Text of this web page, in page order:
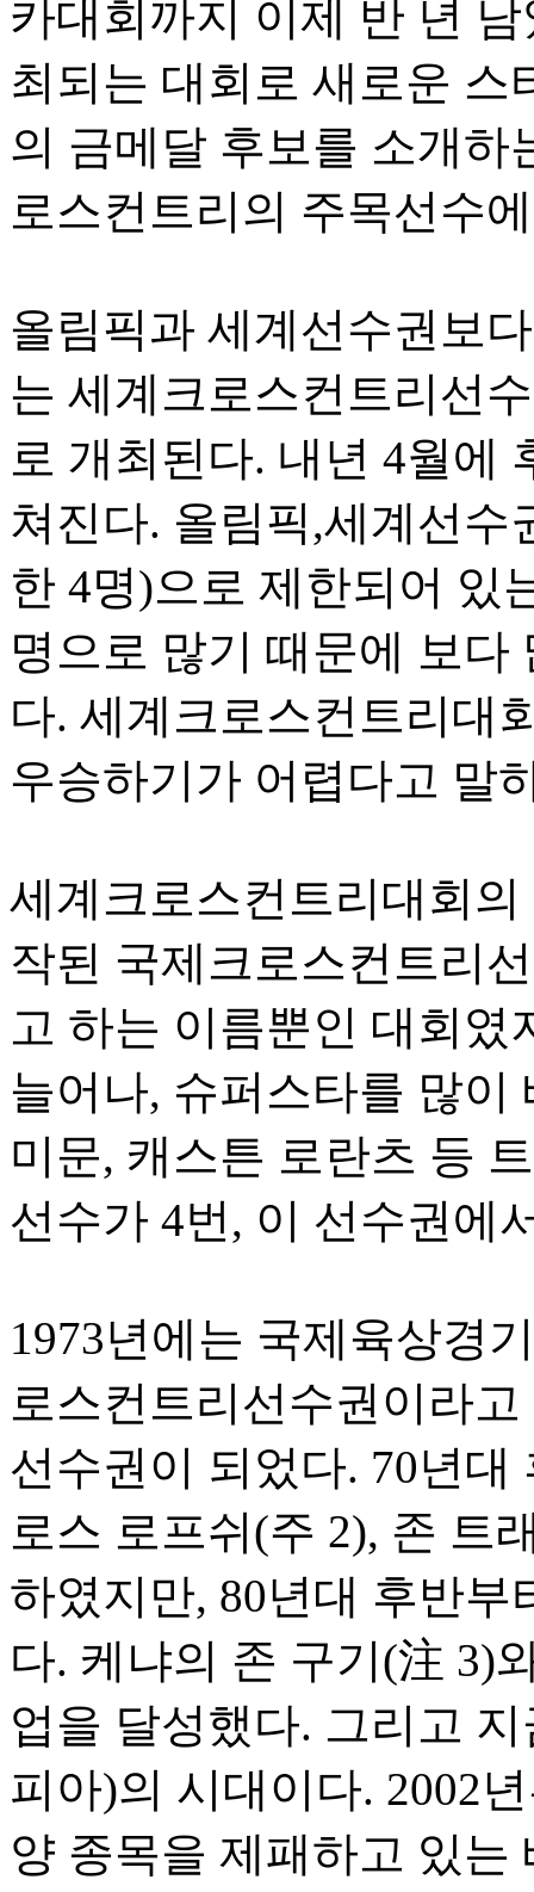
카대회까지 이제 반 년
최되는 대회로 새로운 스
의 금메달 후보를 소개하
로스컨트리의 주목선수
올림픽과 세계선수권보
는 세계크로스컨트리선
로 개최된다. 내년 4월에
쳐진다. 올림픽,세계선수
한 4명)으로 제한되어 있
명으로 많기 때문에 보
다. 세계크로스컨트리대
우승하기가 어렵다고 말
세계크로스컨트리대회
작된 국제크로스컨트리
고 하는 이름뿐인 대회
늘어나, 슈퍼스타를 많이
미문, 캐스튼 로란츠 등
선수가 4번, 이 선수권에
1973년에는 국제육상경
로스컨트리선수권이라
선수권이 되었다. 70년
로스 로프쉬(주 2), 존 트
하였지만, 80년대 후반
다. 케냐의 존 구기(注 3)
업을 달성했다. 그리고
피아)의 시대이다. 2002
양 종목을 제패하고 있는